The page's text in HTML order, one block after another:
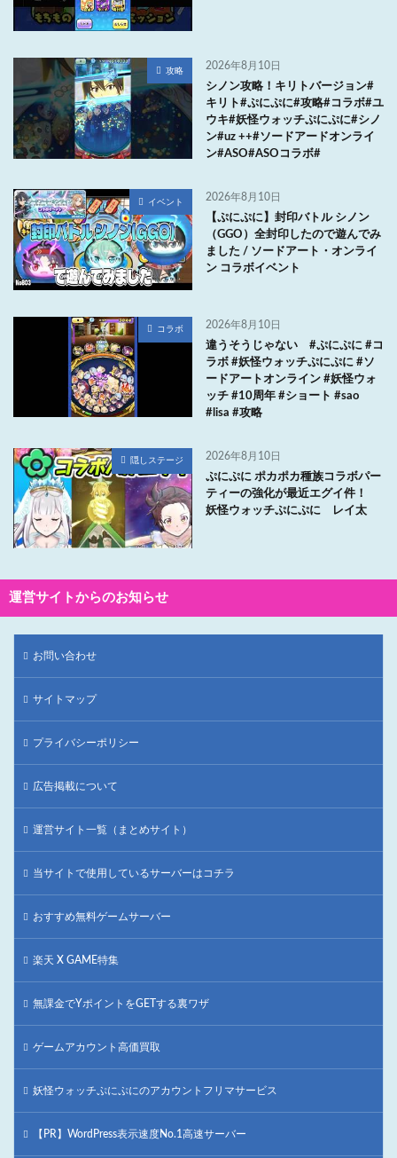
攻略 2026年8月10日
シノン攻略！キリトバージョン#
キリト#ぷにぷに#攻略#コラボ#ユ
ウキ#妖怪ウォッチぷにぷに#シノ
ン#uz ++#ソードアードオンライ
ン#ASO#ASOコラボ#
イベント 2026年8月10日
【ぷにぷに】封印バトル シノン
（GGO）全封印したので遊んでみ
ました / ソードアート・オンライ
ン コラボイベント
コラボ 2026年8月10日
違うそうじゃない #ぷにぷに #コ
ラボ #妖怪ウォッチぷにぷに #ソ
ードアートオンライン #妖怪ウォ
ッチ #10周年 #ショート #sao
#lisa #攻略
隠しステージ 2026年8月10日
ぷにぷに ポカポカ種族コラボパー
ティーの強化が最近エグイ件！
妖怪ウォッチぷにぷに レイ太
運営サイトからのお知らせ
お問い合わせ
サイトマップ
プライバシーポリシー
広告掲載について
運営サイト一覧（まとめサイト）
当サイトで使用しているサーバーはコチラ
おすすめ無料ゲームサーバー
楽天 X GAME特集
無課金でYポイントをGETする裏ワザ
ゲームアカウント高価買取
妖怪ウォッチぷにぷにのアカウントフリマサービス
【PR】WordPress表示速度No.1高速サーバー